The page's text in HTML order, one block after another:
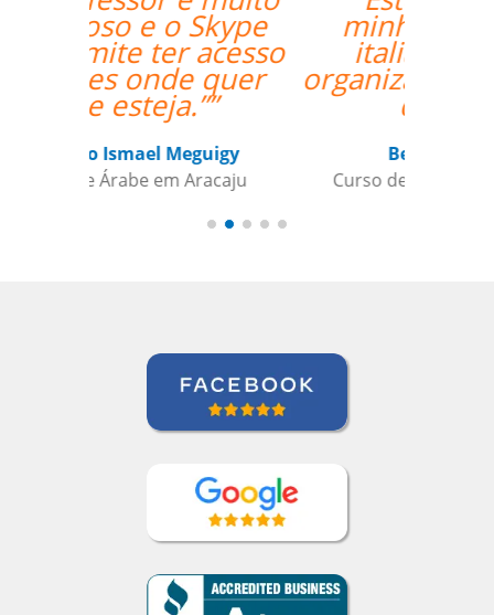
minhas aulas de
italiano, muito
organizado o trabalho
de vcs””
Beatris Castro
Curso de Italiano em Santos